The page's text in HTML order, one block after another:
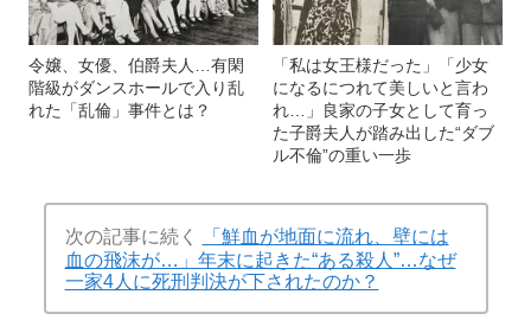
令嬢、女優、伯爵夫人…有閑
階級がダンスホールで入り乱
れた「乱倫」事件とは？
「私は女王様だった」「少女
になるにつれて美しいと言わ
れ…」良家の子女として育っ
た子爵夫人が踏み出した“ダブ
ル不倫”の重い一歩
次の記事に続く
「鮮血が地面に流れ、壁には
血の飛沫が…」年末に起きた“ある殺人”…なぜ
一家4人に死刑判決が下されたのか？